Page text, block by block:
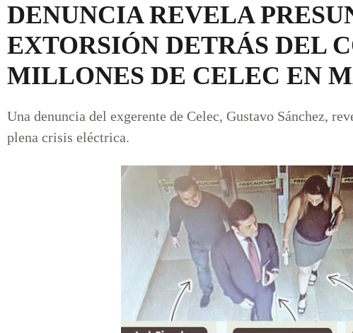
DENUNCIA REVELA
EXTORSIÓN DETRÁS DEL
MILLONES DE CELEC EN
Una denuncia del exgerente de Celec, Gustavo Sánchez,
plena crisis eléctrica.